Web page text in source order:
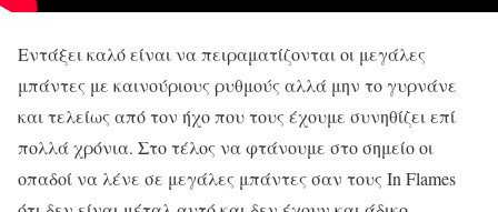
Εντάξει καλό είναι να πειραματίζονται οι μεγάλες
μπάντες με καινούριους ρυθμούς αλλά μην το γυρνάνε
και τελείως από τον ήχο που τους έχουμε συνηθίζει επί
πολλά χρόνια. Στο τέλος να φτάνουμε στο σημείο οι
οπαδοί να λένε σε μεγάλες μπάντες σαν τους In Flames